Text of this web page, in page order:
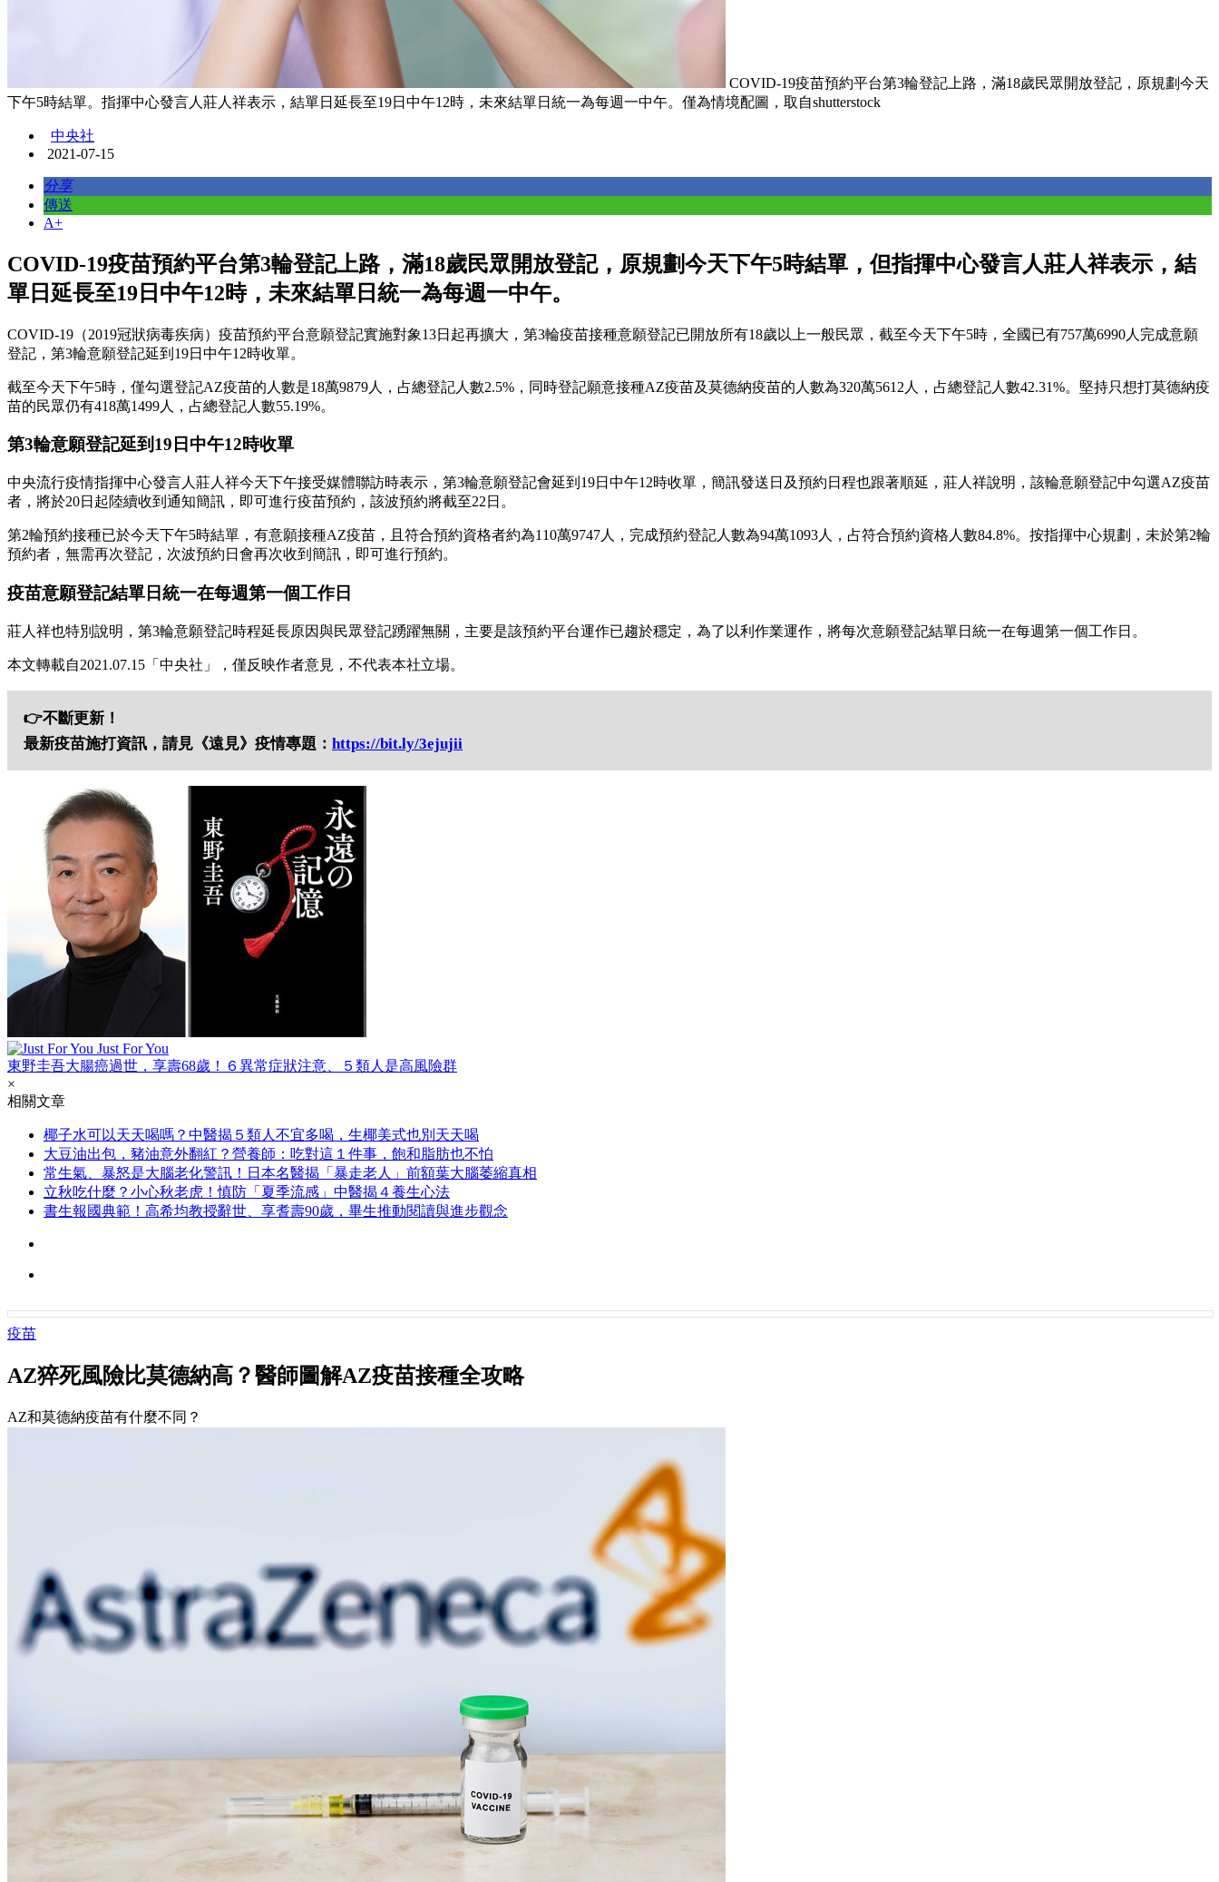
COVID-19疫苗預約平台第3輪登記上路，滿18歲民眾開放登記，原規劃今天
下午5時結單。指揮中心發言人莊人祥表示，結單日延長至19日中午12時，未來結單日統一為每週一中午。僅為情境配圖，取自shutterstock
中央社
2021-07-15
分享
傳送
A+
COVID-19疫苗預約平台第3輪登記上路，滿18歲民眾開放登記，原規劃今天下午5時結單，但指揮中心發言人莊人祥表示，結
單日延長至19日中午12時，未來結單日統一為每週一中午。
COVID-19（2019冠狀病毒疾病）疫苗預約平台意願登記實施對象13日起再擴大，第3輪疫苗接種意願登記已開放所有18歲以上一般民眾，截至今天下午5時，全國已有757萬6990人完成意願
登記，第3輪意願登記延到19日中午12時收單。
截至今天下午5時，僅勾選登記AZ疫苗的人數是18萬9879人，占總登記人數2.5%，同時登記願意接種AZ疫苗及莫德納疫苗的人數為320萬5612人，占總登記人數42.31%。堅持只想打莫德納疫
苗的民眾仍有418萬1499人，占總登記人數55.19%。
第3輪意願登記延到19日中午12時收單
中央流行疫情指揮中心發言人莊人祥今天下午接受媒體聯訪時表示，第3輪意願登記會延到19日中午12時收單，簡訊發送日及預約日程也跟著順延，莊人祥說明，該輪意願登記中勾選AZ疫苗
者，將於20日起陸續收到通知簡訊，即可進行疫苗預約，該波預約將截至22日。
第2輪預約接種已於今天下午5時結單，有意願接種AZ疫苗，且符合預約資格者約為110萬9747人，完成預約登記人數為94萬1093人，占符合預約資格人數84.8%。按指揮中心規劃，未於第2輪
預約者，無需再次登記，次波預約日會再次收到簡訊，即可進行預約。
疫苗意願登記結單日統一在每週第一個工作日
莊人祥也特別說明，第3輪意願登記時程延長原因與民眾登記踴躍無關，主要是該預約平台運作已趨於穩定，為了以利作業運作，將每次意願登記結單日統一在每週第一個工作日。
本文轉載自2021.07.15「中央社」，僅反映作者意見，不代表本社立場。
👉不斷更新！
最新疫苗施打資訊，請見《遠見》疫情專題： https://bit.ly/3ejujii
Just For You
東野圭吾大腸癌過世，享壽68歲！６異常症狀注意、５類人是高風險群
×
相關文章
椰子水可以天天喝嗎？中醫揭５類人不宜多喝，生椰美式也別天天喝
大豆油出包，豬油意外翻紅？營養師：吃對這１件事，飽和脂肪也不怕
常生氣、暴怒是大腦老化警訊！日本名醫揭「暴走老人」前額葉大腦萎縮真相
立秋吃什麼？小心秋老虎！慎防「夏季流感」中醫揭４養生心法
書生報國典範！高希均教授辭世、享耆壽90歲，畢生推動閱讀與進步觀念
疫苗
AZ猝死風險比莫德納高？醫師圖解AZ疫苗接種全攻略
AZ和莫德納疫苗有什麼不同？